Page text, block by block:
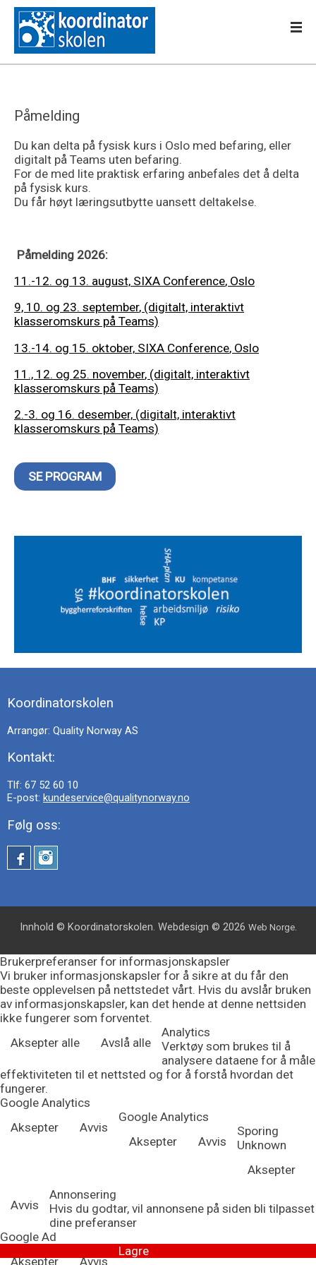
Påmelding
Du kan delta på fysisk kurs i Oslo med befaring, eller
digitalt på Teams uten befaring.
For de med lite praktisk erfaring anbefales det å delta
på fysisk kurs.
Du får høyt læringsutbytte uansett deltakelse.
Påmelding 2026:
11 .-12. og 13. august, SIXA Conference, Oslo
9, 10. og 23. september, (digitalt, interaktivt
klasseromskurs på Teams)
13.-14. og 15. oktober, SIXA Conference, Oslo
11., 12. og 25. november, (digitalt, interaktivt
klasseromskurs på Teams)
2.-3. og 16. desember, (digitalt, interaktivt
klasseromskurs på Teams)
SE PROGRAM
Koordinatorskolen
Arrangør: Quality Norway AS
Kontakt:
Tlf: 67 52 60 10
E-post: kundeservice@qualitynorway.no
Følg oss:
Innhold © Koordinatorskolen. Webdesign © 2026 Web Norge.
Brukerpreferanser for informasjonskapsler
Vi bruker informasjonskapsler for å sikre at du får den
beste opplevelsen på nettstedet vårt. Hvis du avslår bruken
av informasjonskapsler, kan det hende at denne nettsiden
ikke fungerer som forventet.
Aksepter alle
Avslå alle
Analytics
Verktøy som brukes til å
analysere dataene for å måle
effektiviteten til et nettsted og for å forstå hvordan det
fungerer.
Google Analytics
Aksepter
Avvis
Google Analytics
Aksepter
Avvis
Sporing
Unknown
Aksepter
Avvis
Annonsering
Hvis du godtar, vil annonsene på siden bli tilpasset
dine preferanser
Google Ad
Aksepter
Avvis
Lagre